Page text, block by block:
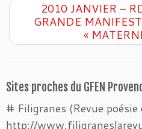
2010 JANVIER –
GRANDE
«
Sites proches du GFEN
# Filigranes (Revue
http://